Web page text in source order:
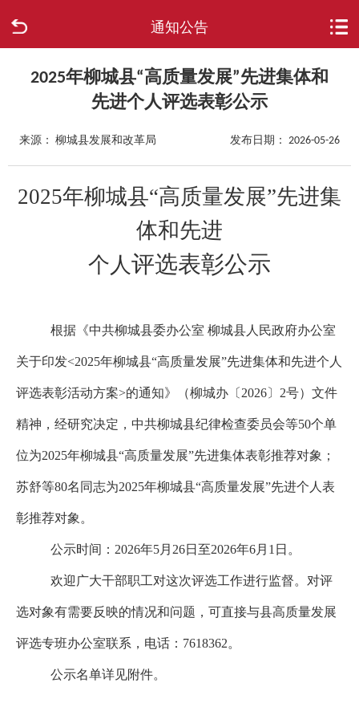
通知公告
走进柳城
网上办事
2025年柳城县“高质量发展”先进集体和
先进个人评选表彰公示
来源： 柳城县发展和改革局 发布日期： 2026-05-26
2025年柳城县“高质量发展”先进集
体和先进
个人评选表彰公示
根据《中共柳城县委办公室 柳城县人民政府办公室
关于印发<2025年柳城县“高质量发展”先进集体和先进个人
评选表彰活动方案>的通知》（柳城办〔2026〕2号）文件
精神，经研究决定，中共柳城县纪律检查委员会等50个单
位为2025年柳城县“高质量发展”先进集体表彰推荐对象；
苏舒等80名同志为2025年柳城县“高质量发展”先进个人表
彰推荐对象。
公示时间：2026年5月26日至2026年6月1日。
欢迎广大干部职工对这次评选工作进行监督。对评
选对象有需要反映的情况和问题，可直接与县高质量发展
评选专班办公室联系，电话：7618362。
公示名单详见附件。